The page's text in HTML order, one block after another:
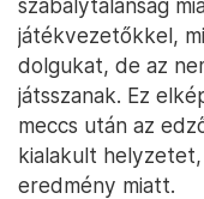
szabálytalanság
játékvezetőkkel,
dolgukat, de az
játsszanak. Ez
meccs után az
kialakult
eredmény miatt.